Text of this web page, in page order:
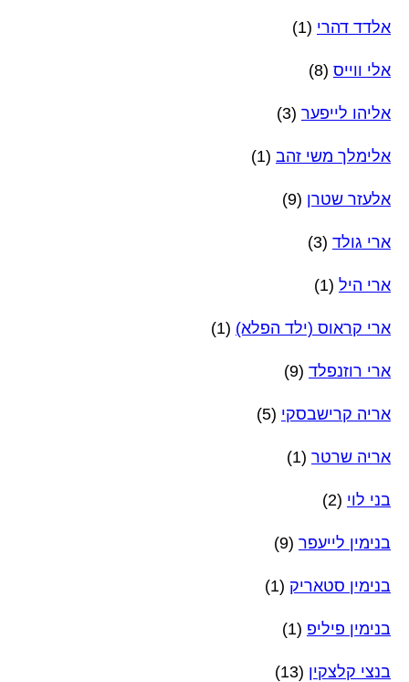
אלדד דהרי (1)
אלי ווייס (8)
אליהו לייפער (3)
אלימלך משי זהב (1)
אלעזר שטרן (9)
ארי גולד (3)
ארי היל (1)
ארי קראוס (ילד הפלא) (1)
ארי רוזנפלד (9)
אריה קרישבסקי (5)
אריה שרטר (1)
בני לוי (2)
בנימין לייעפר (9)
בנימין סטאריק (1)
בנימין פיליפ (1)
בנצי קלצקין (13)